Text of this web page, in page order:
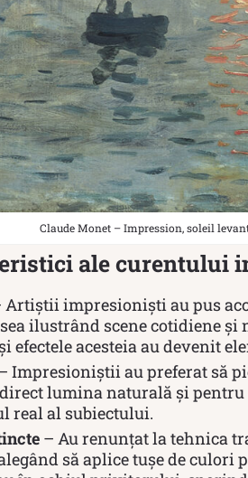
Claude Monet – Impression, soleil
ale curentului
Artiștii impresioniști au pus
ilustrând scene cotidiene
efectele acesteia au devenit
Impresioniștii au preferat să
lumina naturală și
real al subiectului.
– Au renunțat la tehnica
să aplice tușe de culori